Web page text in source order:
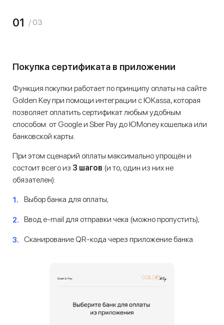
01 / 03
Покупка сертификата в приложении
Функция покупки работает по принципу оплаты на сайте
Golden Key при помощи интеграции с ЮKassa, которая
позволяет оплатить сертификат любым удобным
способом: от Google и Sber Pay до ЮMoney кошелька или
банковской карты.
При этом сценарий оплаты максимально упрощён и
состоит всего из 3 шагов (и то, один из них не
обязателен):
Выбор банка для оплаты;
Ввод e-mail для отправки чека (можно пропустить);
Сканирование QR-кода через приложение банка.